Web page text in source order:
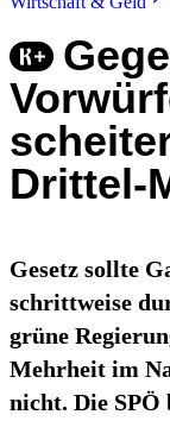
Drittel-
Gesetz sollte
schrittweise
grüne
Mehrheit im
nicht. Die SPÖ